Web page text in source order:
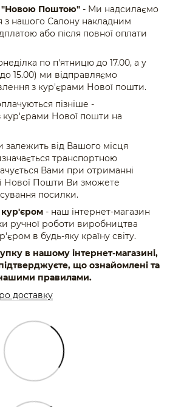
"Новою Поштою" - Ми надсилаємо
з нашого Салону накладним
або після повної оплати
по п'ятницю до 17.00, а у
15.00) ми відправляємо
з кур'єрами Нової пошти.
пізніше -
кур'єрами Нової пошти на
залежить від Вашого місця
транспортною
Вами при отриманні
Нової Пошти Ви зможете
посилки.
кур'єром - наш інтернет-магазин
ручної роботи виробництва
в будь-яку країну світу.
в нашому інтернет-магазині,
що ознайомлені та
правилами.
доставку